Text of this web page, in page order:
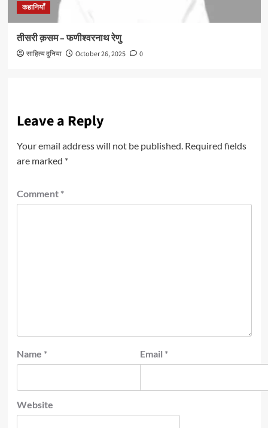
कहानियाँ
तीसरी क़सम – फणीश्वरनाथ रेणु
साहित्य दुनिया October 26, 2025 0
Leave a Reply
Your email address will not be published. Required fields
are marked *
Comment *
Name * Email *
Website